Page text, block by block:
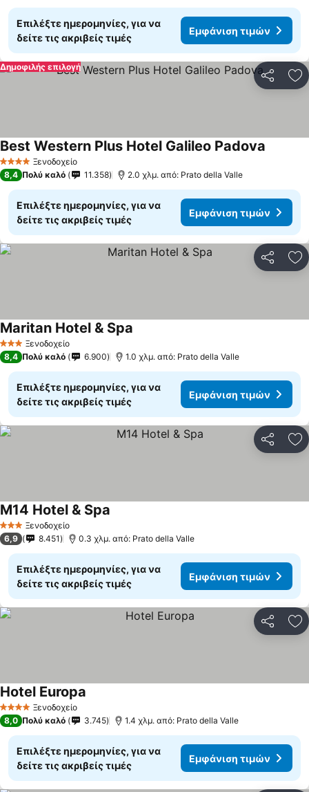
Επιλέξτε ημερομηνίες, για να
δείτε τις ακριβείς τιμές
Εμφάνιση τιμών
Δημοφιλής επιλογή
4 ΑστέριαΞενοδοχείο
Best Western Plus Hotel Galileo Padova
8,4 Πολύ καλό 11.358 2.0 χλμ. από: Prato della Valle
Επιλέξτε ημερομηνίες, για να
δείτε τις ακριβείς τιμές
Εμφάνιση τιμών
3 ΑστέριαΞενοδοχείο
Maritan Hotel & Spa
8,4 Πολύ καλό 6.900 1.0 χλμ. από: Prato della Valle
Επιλέξτε ημερομηνίες, για να
δείτε τις ακριβείς τιμές
Εμφάνιση τιμών
3 ΑστέριαΞενοδοχείο
M14 Hotel & Spa
6,9 8.451 0.3 χλμ. από: Prato della Valle
Επιλέξτε ημερομηνίες, για να
δείτε τις ακριβείς τιμές
Εμφάνιση τιμών
4 ΑστέριαΞενοδοχείο
Hotel Europa
8,0 Πολύ καλό 3.745 1.4 χλμ. από: Prato della Valle
Επιλέξτε ημερομηνίες, για να
δείτε τις ακριβείς τιμές
Εμφάνιση τιμών